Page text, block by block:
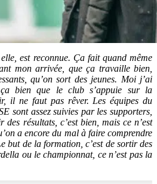
est reconnue. Ça fait quand même
mon arrivée, que ça travaille bien,
qu’on sort des jeunes. Moi j’ai
bien que le club s’appuie sur la
il ne faut pas rêver. Les équipes du
sont assez suivies par les supporters,
des résultats, c’est bien, mais ce n’est
a encore du mal à faire comprendre
but de la formation, c’est de sortir des
ou le championnat, ce n’est pas la